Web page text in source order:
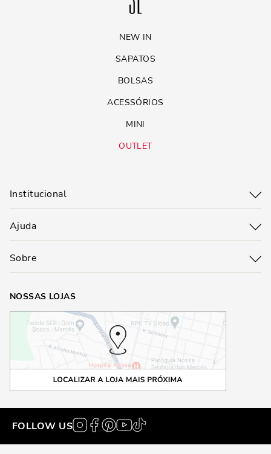
NEW IN
SAPATOS
BOLSAS
ACESSÓRIOS
MINI
OUTLET
Institucional
Ajuda
Sobre
NOSSAS LOJAS
FOLLOW US